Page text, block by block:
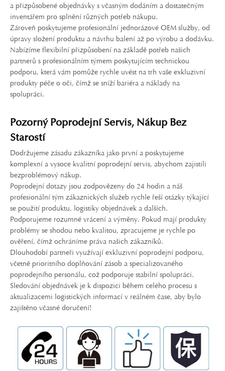
a přizpůsobené objednávky s včasným dodáním a dostatečným
inventářem pro splnění různých potřeb nákupu.
Zároveň poskytujeme profesionální jednorázové OEM služby, od
úpravy složení produktu a návrhu balení až po výrobu a dodávku.
Nabízíme flexibilní přizpůsobení na základě potřeb našich
partnerů s profesionálním týmem poskytujícím technickou
podporu, která vám pomůže rychle uvést na trh vaše exkluzivní
produkty péče o oči, čímž se sníží bariéra a náklady na
spolupráci.
Pozorný Poprodejní Servis, Nákup Bez
Starostí
Dodržujeme zásadu zákazníka jako první a poskytujeme
komplexní a vysoce kvalitní poprodejní servis, abychom zajistili
bezproblémový nákup.
Poprodejní dotazy jsou zodpovězeny do 24 hodin a náš
profesionální tým zákaznických služeb rychle řeší otázky týkající
se použití produktu, logistiky objednávek a dalších.
Podporujeme rozumné vrácení a výměny. Pokud mají produkty
problémy se shodou nebo kvalitou, zpracujeme je rychle po
ověření, čímž ochráníme práva našich zákazníků.
Dlouhodobí partneři využívají exkluzivní poprodejní podporu,
včetně prioritního doplňování zásob a specializovaného
poprodejního personálu, což podporuje stabilní spolupráci.
Sledování objednávek je k dispozici během celého procesu s
aktualizacemi logistických informací v reálném čase, aby bylo
zajištěno včasné doručení!